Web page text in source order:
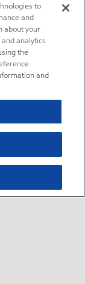
to
and
about your
analytics
the
and